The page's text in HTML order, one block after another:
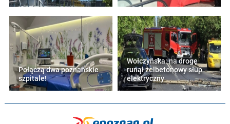
Połączą dwa poznańskie
szpitale!
Wołczyńska: na drogę
runął żelbetonowy słup
elektryczny